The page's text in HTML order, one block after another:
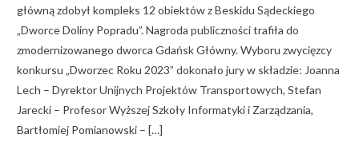
główną zdobył kompleks 12 obiektów z Beskidu Sądeckiego
„Dworce Doliny Popradu”. Nagroda publiczności trafiła do
zmodernizowanego dworca Gdańsk Główny. Wyboru zwycięzcy
konkursu „Dworzec Roku 2023” dokonało jury w składzie: Joanna
Lech – Dyrektor Unijnych Projektów Transportowych, Stefan
Jarecki – Profesor Wyższej Szkoły Informatyki i Zarządzania,
Bartłomiej Pomianowski – […]